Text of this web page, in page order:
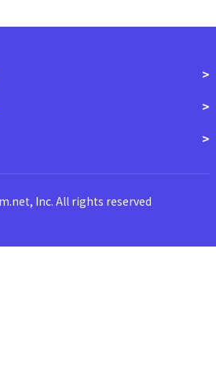
Inc. All rights reserved